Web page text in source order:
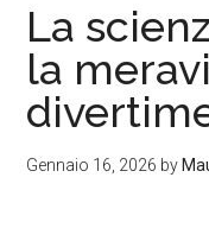
La
la
Gennaio 16, 2026 by